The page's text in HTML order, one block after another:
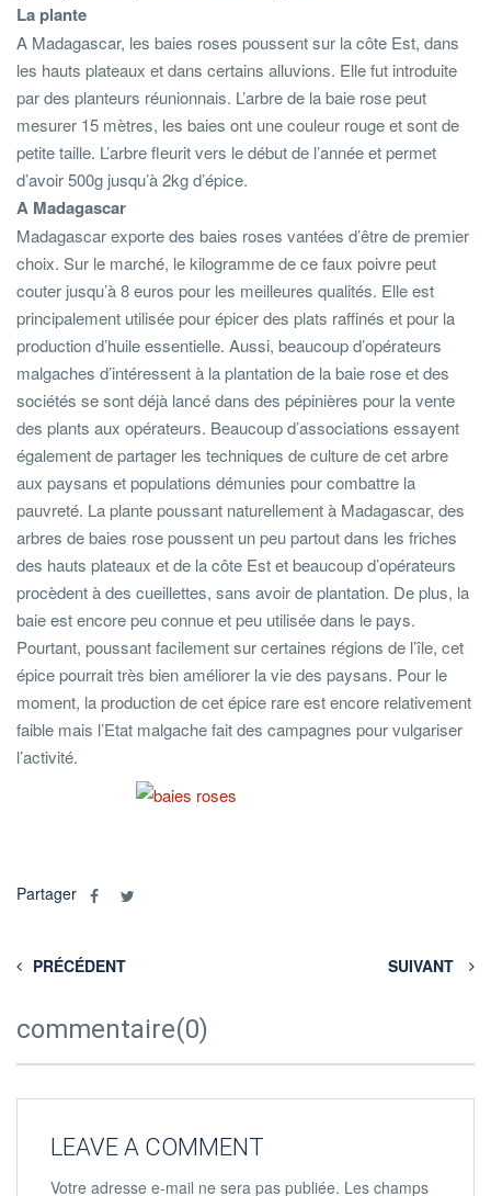
La plante
A Madagascar, les baies roses poussent sur la côte Est, dans
les hauts plateaux et dans certains alluvions. Elle fut introduite
par des planteurs réunionnais. L’arbre de la baie rose peut
mesurer 15 mètres, les baies ont une couleur rouge et sont de
petite taille. L’arbre fleurit vers le début de l’année et permet
d’avoir 500g jusqu’à 2kg d’épice.
A Madagascar
Madagascar exporte des baies roses vantées d’être de premier
choix. Sur le marché, le kilogramme de ce faux poivre peut
couter jusqu’à 8 euros pour les meilleures qualités. Elle est
principalement utilisée pour épicer des plats raffinés et pour la
production d’huile essentielle. Aussi, beaucoup d’opérateurs
malgaches d’intéressent à la plantation de la baie rose et des
sociétés se sont déjà lancé dans des pépinières pour la vente
des plants aux opérateurs. Beaucoup d’associations essayent
également de partager les techniques de culture de cet arbre
aux paysans et populations démunies pour combattre la
pauvreté. La plante poussant naturellement à Madagascar, des
arbres de baies rose poussent un peu partout dans les friches
des hauts plateaux et de la côte Est et beaucoup d’opérateurs
procèdent à des cueillettes, sans avoir de plantation. De plus, la
baie est encore peu connue et peu utilisée dans le pays.
Pourtant, poussant facilement sur certaines régions de l’île, cet
épice pourrait très bien améliorer la vie des paysans. Pour le
moment, la production de cet épice rare est encore relativement
faible mais l’Etat malgache fait des campagnes pour vulgariser
l’activité.
Partager
PRÉCÉDENT SUIVANT
commentaire(0)
LEAVE A COMMENT
Votre adresse e-mail ne sera pas publiée. Les champs